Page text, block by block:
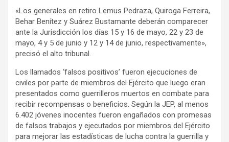
«Los generales en retiro Lemus Pedraza, Quiroga Ferreira,
Behar Benítez y Suárez Bustamante deberán comparecer
ante la Jurisdicción los días 15 y 16 de mayo, 22 y 23 de
mayo, 4 y 5 de junio y 12 y 14 de junio, respectivamente»,
precisó el alto tribunal.
Los llamados ‘falsos positivos’ fueron ejecuciones de
civiles por parte de miembros del Ejército que luego eran
presentados como guerrilleros muertos en combate para
recibir recompensas o beneficios. Según la JEP, al menos
6.402 jóvenes inocentes fueron engañados con promesas
de falsos trabajos y ejecutados por miembros del Ejército
para mejorar las estadísticas de lucha contra la guerrilla y